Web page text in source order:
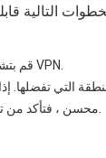
التالية
قم بتشغيل أداة خدمة VPN.
التي تفضلها.
محسن ، فتأكد من تحديد هذا الخيار.